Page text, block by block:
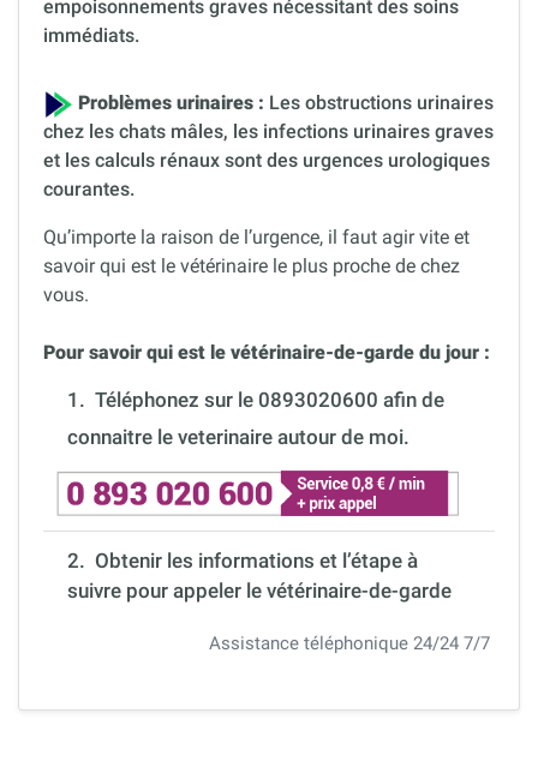
empoisonnements graves nécessitant des soins
immédiats.
Problèmes urinaires : Les obstructions urinaires
chez les chats mâles, les infections urinaires graves
et les calculs rénaux sont des urgences urologiques
courantes.
Qu’importe la raison de l’urgence, il faut agir vite et
savoir qui est le vétérinaire le plus proche de chez
vous.
Pour savoir qui est le vétérinaire-de-garde du jour :
1. Téléphonez sur le 0893020600 afin de
connaitre le veterinaire autour de moi.
2. Obtenir les informations et l’étape à
suivre pour appeler le vétérinaire-de-garde
Assistance téléphonique 24/24 7/7